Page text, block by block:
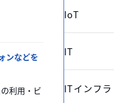
ンなどを
利用・ビ
IoT
IT
ITインフラ